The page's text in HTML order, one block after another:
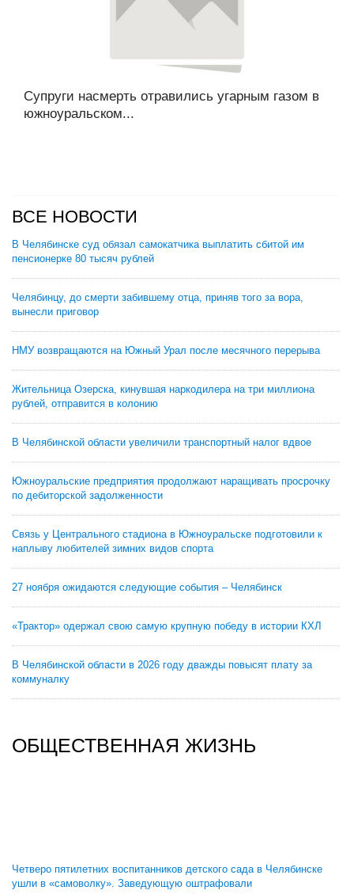
Супруги насмерть отравились угарным газом в
южноуральском...
ВСЕ НОВОСТИ
В Челябинске суд обязал самокатчика выплатить сбитой им
пенсионерке 80 тысяч рублей
Челябинцу, до смерти забившему отца, приняв того за вора,
вынесли приговор
НМУ возвращаются на Южный Урал после месячного перерыва
Жительница Озерска, кинувшая наркодилера на три миллиона
рублей, отправится в колонию
В Челябинской области увеличили транспортный налог вдвое
Южноуральские предприятия продолжают наращивать просрочку
по дебиторской задолженности
Связь у Центрального стадиона в Южноуральске подготовили к
наплыву любителей зимних видов спорта
27 ноября ожидаются следующие события – Челябинск
«Трактор» одержал свою самую крупную победу в истории КХЛ
В Челябинской области в 2026 году дважды повысят плату за
коммуналку
ОБЩЕСТВЕННАЯ ЖИЗНЬ
Четверо пятилетних воспитанников детского сада в Челябинске
ушли в «самоволку». Заведующую оштрафовали